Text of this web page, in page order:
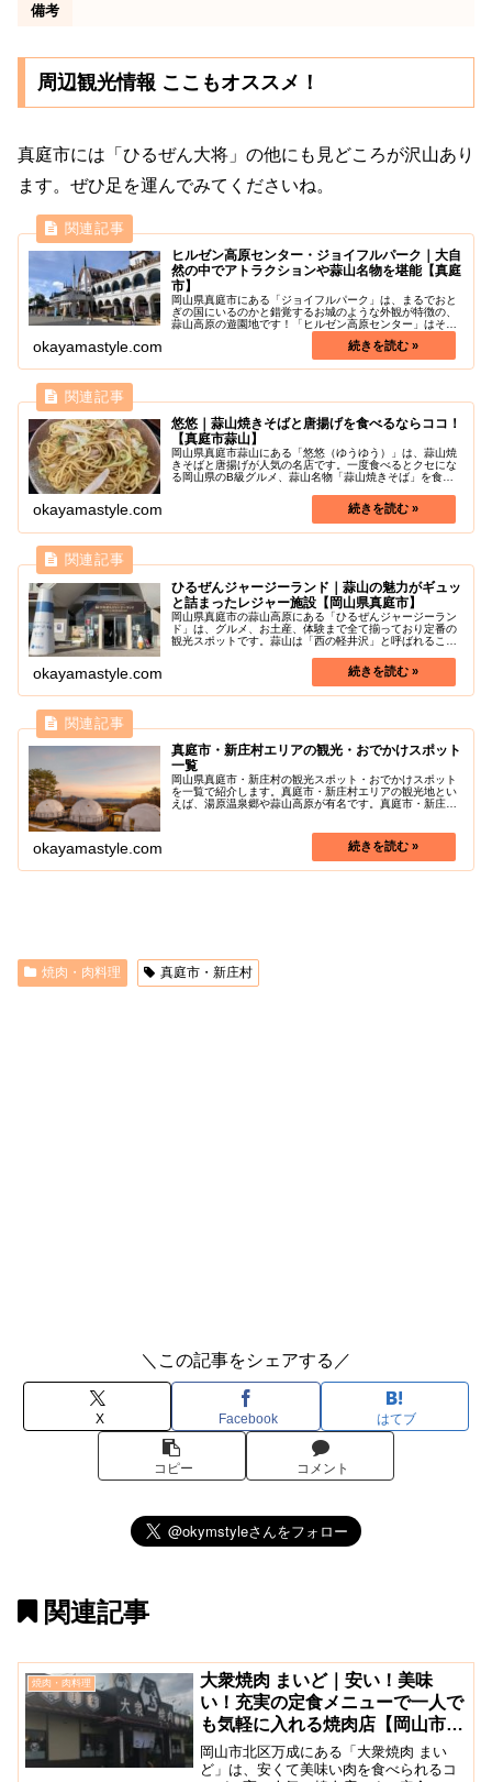
備考
周辺観光情報 ここもオススメ！
真庭市には「ひるぜん大将」の他にも見どころが沢山あり
ます。ぜひ足を運んでみてくださいね。
ヒルゼン高原センター・ジョイフルパーク｜大自
然の中でアトラクションや蒜山名物を堪能【真庭
市】
岡山県真庭市にある「ジョイフルパーク」は、まるでおと
ぎの国にいるのかと錯覚するお城のような外観が特徴の、
蒜山高原の遊園地です！「ヒルゼン高原センター」はその
手前にある蒜山のお土産ものが集結した総合観光ショップ
です。園内には、蒜山の絶景を一望...
okayamastyle.com
悠悠｜蒜山焼きそばと唐揚げを食べるならココ！
【真庭市蒜山】
岡山県真庭市蒜山にある「悠悠（ゆうゆう）」は、蒜山焼
きそばと唐揚げが人気の名店です。一度食べるとクセにな
る岡山県のB級グルメ、蒜山名物「蒜山焼きそば」を食べ
げは、からあげグランプリで金賞を...
okayamastyle.com
ひるぜんジャージーランド｜蒜山の魅力がギュッ
と詰まったレジャー施設【岡山県真庭市】
岡山県真庭市の蒜山高原にある「ひるぜんジャージーラン
ド」は、グルメ、お土産、体験まで全て揃っており定番の
観光スポットです。蒜山は「西の軽井沢」と呼ばれること
ージー牛肉料理を扱うレストランや...
okayamastyle.com
真庭市・新庄村エリアの観光・おでかけスポット
一覧
岡山県真庭市・新庄村の観光スポット・おでかけスポット
を一覧で紹介します。真庭市・新庄村エリアの観光地とい
えば、湯原温泉郷や蒜山高原が有名です。真庭市・新庄村
okayamastyle.com
焼肉・肉料理 真庭市・新庄村
＼この記事をシェアする／
X Facebook はてブ
コピー コメント
関連記事
焼肉・肉料理
大衆焼肉 まいど｜安い！美味
い！充実の定食メニューで一人で
も気軽に入れる焼肉店【岡山市北
区】
岡山市北区万成にある「大衆焼肉 まい
ど」は、安くて美味い肉を食べられるコ